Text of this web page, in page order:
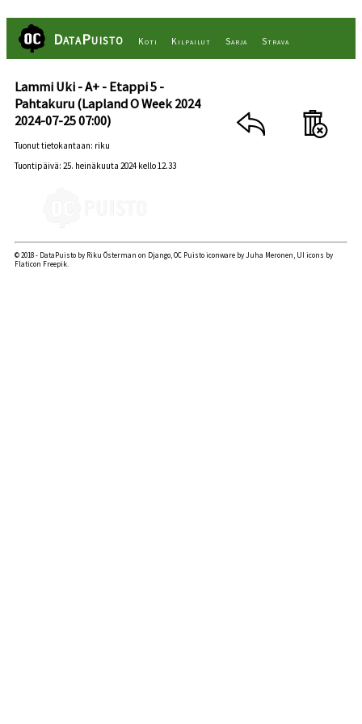
DataPuisto Koti Kilpailut Sarja Strava
Lammi Uki - A+ - Etappi 5 -
Pahtakuru (Lapland O Week 2024
2024-07-25 07:00)
Tuonut tietokantaan: riku
Tuontipäivä: 25. heinäkuuta 2024 kello 12.33
© 2018 - DataPuisto by Riku Österman on Django, OC Puisto iconware by Juha Meronen, UI icons by
Flaticon Freepik.